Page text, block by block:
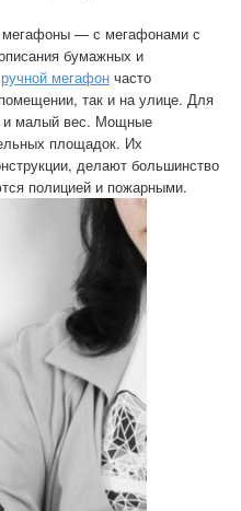
мегафоны — с мегафонами с
бумажных и
ручной мегафон часто
так и на улице. Для
и малый вес. Мощные
площадок. Их
делают большинство
полицией и пожарными.